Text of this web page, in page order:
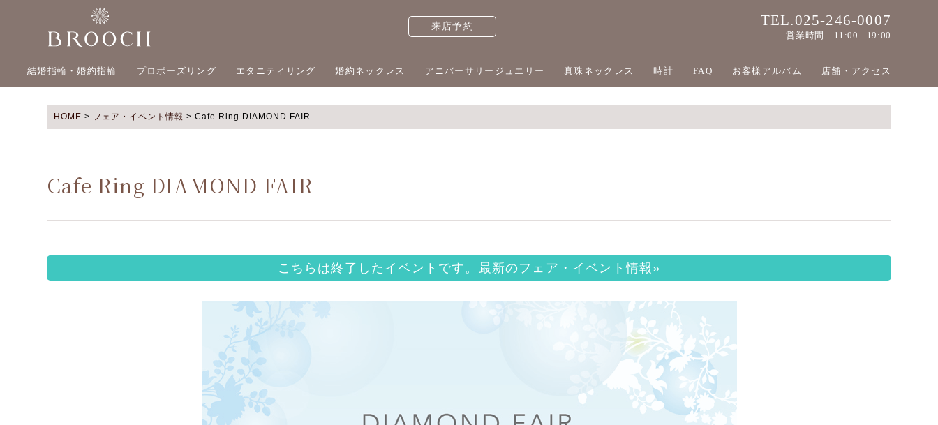
来店予約 TEL.025-246-0007
営業時間 11:00 - 19:00
結婚指輪・婚約指輪 プロポーズリング エタニティリング 婚約ネックレス アニバーサリージュエリー 真珠ネックレス 時計 FAQ お客様アルバム 店舗・アクセス
HOME > フェア・イベント情報 > Cafe Ring DIAMOND FAIR
Cafe Ring DIAMOND FAIR
こちらは終了したイベントです。 最新のフェア・イベント情報»